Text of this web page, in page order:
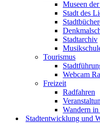
Museen
Stadt des
Stadtarchiv
Tourismus
Webcam
Freizeit
Radfahren
Wandern
Stadtentwicklung und